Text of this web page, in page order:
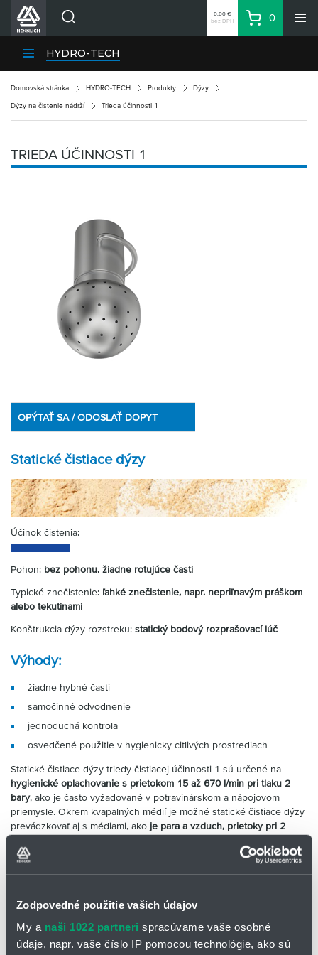
Zodpovedné použitie vašich údajov
My a naši 1022 partneri spracúvame vaše osobné
údaje, napr. vaše číslo IP pomocou technológie, ako sú
Divízie HENNLICH
Kariéra
Kontakty
Nákupný zoznam
Zone
0,00 €
bez DPH
Košík
0
HYDRO-TECH
Domovská stránka HYDRO-TECH Produkty Dýzy
Dýzy na čistenie nádrží Trieda účinnosti 1
TRIEDA ÚČINNOSTI 1
OPÝTAŤ SA / ODOSLAŤ DOPYT
Statické čistiace dýzy
Účinok čistenia:
Pohon: bez pohonu, žiadne rotujúce časti
Typické znečistenie: ľahké znečistenie, napr. nepriľnavým práškom
alebo tekutinami
Konštrukcia dýzy rozstreku: statický bodový rozprašovací lúč
Výhody:
žiadne hybné časti
samočinné odvodnenie
jednoduchá kontrola
osvedčené použitie v hygienicky citlivých prostrediach
Statické čistiace dýzy triedy čistiacej účinnosti 1 sú určené na
hygienické oplachovanie s prietokom 15 až 670 l/min pri tlaku 2
bary, ako je často vyžadované v potravinárskom a nápojovom
priemysle. Okrem kvapalných médií je možné statické čistiace dýzy
prevádzkovať aj s médiami, ako je para a vzduch, prietoky pri 2
Odporúčané prevádzkové tlaky sú
(sterilizácia).
Výrobky Lechler tejto triedy sú určené aj pre prevádzku pri vyšších
teplotách a zaručujú vysokú procesnú spoľahlivosť